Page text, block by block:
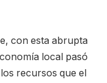
con esta abrupta
local pasó
recursos que el